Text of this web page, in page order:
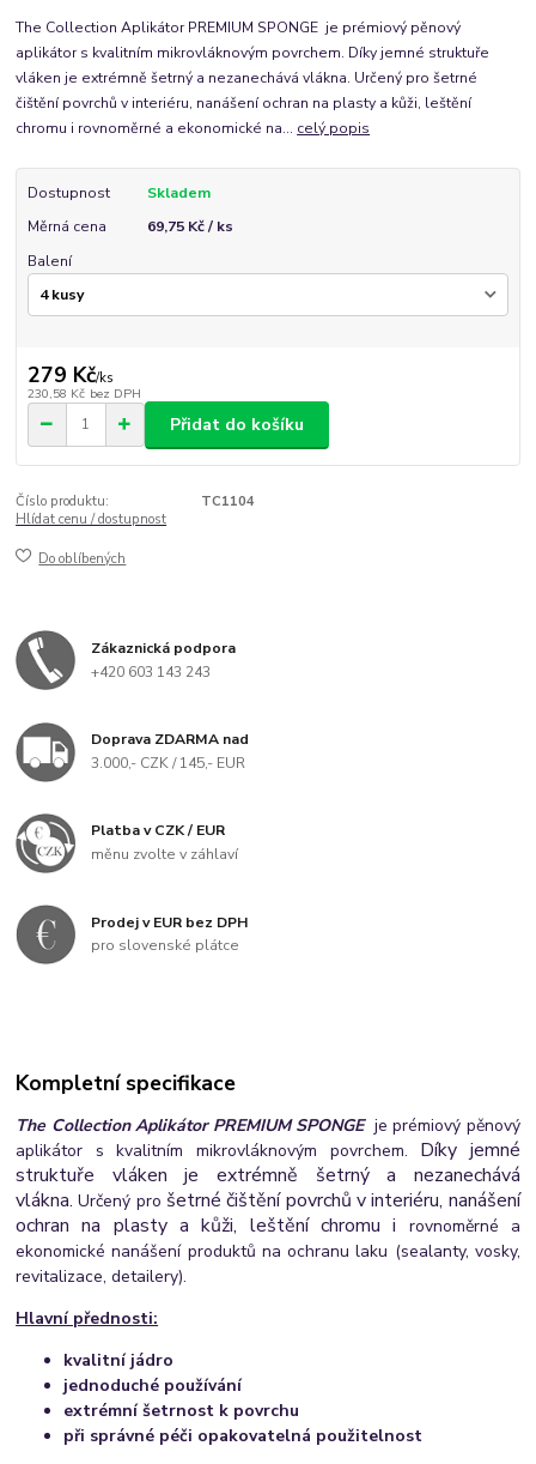
The Collection Aplikátor PREMIUM SPONGE je prémiový pěnový
aplikátor s kvalitním mikrovláknovým povrchem. Díky jemné struktuře
vláken je extrémně šetrný a nezanechává vlákna. Určený pro šetrné
čištění povrchů v interiéru, nanášení ochran na plasty a kůži, leštění
chromu i rovnoměrné a ekonomické na... celý popis
Dostupnost
Skladem
Měrná cena
69,75 Kč / ks
Balení
279 Kč/ks
230,58 Kč bez DPH
Přidat do košíku
Číslo produktu:
TC1104
Hlídat cenu / dostupnost
Do oblíbených
Zákaznická podpora
+420 603 143 243
Doprava ZDARMA nad
3.000,- CZK / 145,- EUR
Platba v CZK / EUR
měnu zvolte v záhlaví
Prodej v EUR bez DPH
pro slovenské plátce
Kompletní specifikace
The Collection Aplikátor PREMIUM SPONGE je prémiový pěnový
aplikátor s kvalitním mikrovláknovým povrchem. Díky jemné
struktuře vláken je extrémně šetrný a nezanechává
vlákna.Určený pro šetrné čištění povrchů v interiéru, nanášení
ochran na plasty a kůži, leštění chromu i
rovnoměrné a
ekonomické nanášení produktů na ochranu laku (sealanty, vosky,
revitalizace, detailery).
Hlavní přednosti:
kvalitní jádro
jednoduché používání
extrémní šetrnost k povrchu
při správné péči opakovatelná použitelnost